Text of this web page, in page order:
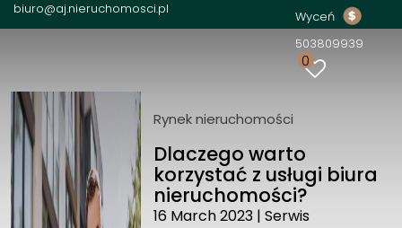
biuro@aj.nieruchomosci.pl
Wyceń
503809939
0
60-321 Poznań
503809939
biuro@aj.nieruchomosci.pl
Rynek nieruchomości
Dlaczego warto
korzystać z usługi biura
nieruchomości?
16 March 2023| Serwis